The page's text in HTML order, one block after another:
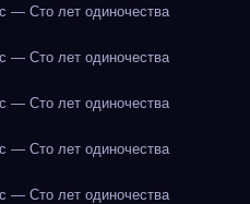
— Сто лет одиночества
— Сто лет одиночества
— Сто лет одиночества
— Сто лет одиночества
— Сто лет одиночества